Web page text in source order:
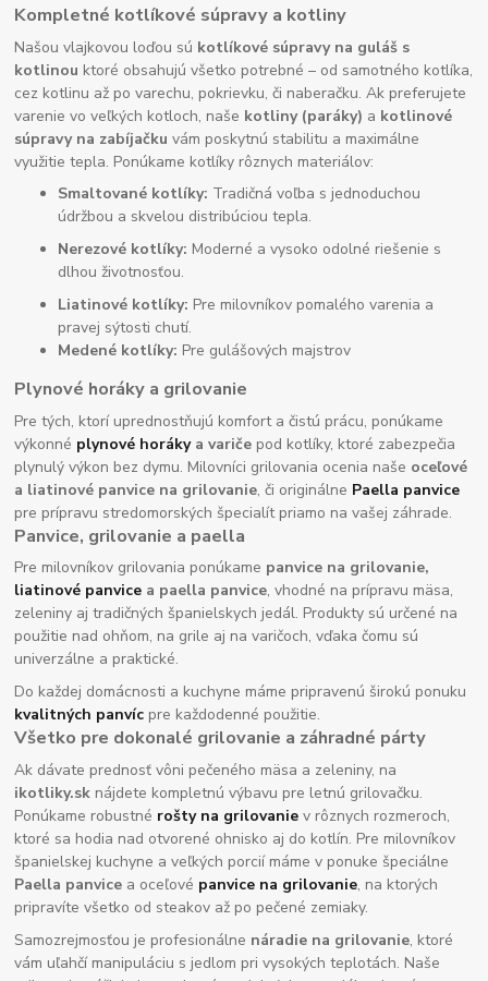
Kompletné kotlíkové súpravy a kotliny
Našou vlajkovou loďou sú kotlíkové súpravy na guláš s
kotlinou ktoré obsahujú všetko potrebné – od samotného kotlíka,
cez kotlinu až po varechu, pokrievku, či naberačku. Ak preferujete
varenie vo veľkých kotloch, naše kotliny (paráky) a kotlinové
súpravy na zabíjačku vám poskytnú stabilitu a maximálne
využitie tepla. Ponúkame kotlíky rôznych materiálov:
Smaltované kotlíky: Tradičná voľba s jednoduchou
údržbou a skvelou distribúciou tepla.
Nerezové kotlíky: Moderné a vysoko odolné riešenie s
dlhou životnosťou.
Liatinové kotlíky: Pre milovníkov pomalého varenia a
pravej sýtosti chutí.
Medené kotlíky: Pre gulášových majstrov
Plynové horáky a grilovanie
Pre tých, ktorí uprednostňujú komfort a čistú prácu, ponúkame
výkonné plynové horákya variče pod kotlíky, ktoré zabezpečia
plynulý výkon bez dymu. Milovníci grilovania ocenia naše oceľové
a liatinové panvice na grilovanie, či originálne Paella panvice
pre prípravu stredomorských špecialít priamo na vašej záhrade.
Panvice, grilovanie a paella
Pre milovníkov grilovania ponúkame panvice na grilovanie,
liatinové panvice a paella panvice, vhodné na prípravu mäsa,
zeleniny aj tradičných španielskych jedál. Produkty sú určené na
použitie nad ohňom, na grile aj na varičoch, vďaka čomu sú
univerzálne a praktické.
Do každej domácnosti a kuchyne máme pripravenú širokú ponuku
kvalitných panvíc pre každodenné použitie.
Všetko pre dokonalé grilovanie a záhradné párty
Ak dávate prednosť vôni pečeného mäsa a zeleniny, na
ikotliky.sk nájdete kompletnú výbavu pre letnú grilovačku.
Ponúkame robustné rošty na grilovanie v rôznych rozmeroch,
ktoré sa hodia nad otvorené ohnisko aj do kotlín. Pre milovníkov
španielskej kuchyne a veľkých porcií máme v ponuke špeciálne
Paella panvice a oceľové panvice na grilovanie, na ktorých
pripravíte všetko od steakov až po pečené zemiaky.
Samozrejmosťou je profesionálne náradie na grilovanie, ktoré
vám uľahčí manipuláciu s jedlom pri vysokých teplotách. Naše